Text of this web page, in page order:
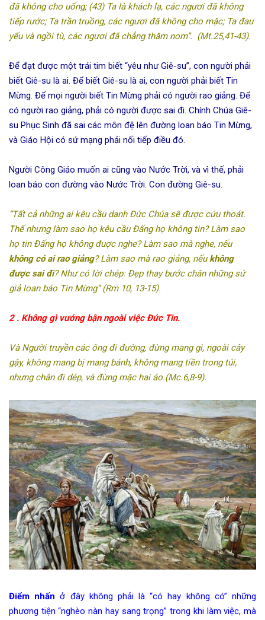
đã không cho uống; (43) Ta là khách lạ, các ngươi đã không
tiếp rước; Ta trần truồng, các ngươi đã không cho mặc; Ta đau
yếu và ngồi tù, các ngươi đã chẳng thăm nom”. (Mt.25,41-43).
Để đạt được một trái tim biết “yêu như Giê-su”, con người phải
biết Giê-su là ai. Để biết Giê-su là ai, con người phải biết Tin
Mừng. Để mọi người biết Tin Mừng phải có người rao giảng. Để
có người rao giảng, phải có người được sai đi. Chính Chúa Giê-
su Phục Sinh đã sai các môn đệ lên đường loan báo Tin Mừng,
và Giáo Hội có sứ mạng phải nối tiếp điều đó.
Người Công Giáo muốn ai cũng vào Nước Trời, và vì thế, phải
loan báo con đường vào Nước Trời. Con đường Giê-su.
“Tất cả những ai kêu cầu danh Đức Chúa sẽ được cứu thoát.
Thế nhưng làm sao họ kêu cầu Đấng họ không tin? Làm sao
họ tin Đấng họ không đuợc nghe? Làm sao mà nghe, nếu
không có ai rao giảng? Làm sao mà rao giảng, nếukhông
được sai đi? Như có lời chép: Đẹp thay bước chân những sứ
giả loan báo Tin Mừng” (Rm 10, 13-15).
2 . Không gì vướng bận ngoài việc Đức Tin.
Và Người truyền các ông đi đường, đừng mang gì, ngoài cây
gậy, không mang bị mang bánh, không mang tiền trong túi,
nhưng chân đi dép, và đừng mặc hai áo.(Mc.6,8-9).
Điểm nhấnở đây không phải là “có hay không có” những
phương tiện “nghèo nàn hay sang trọng” trong khi làm việc, mà